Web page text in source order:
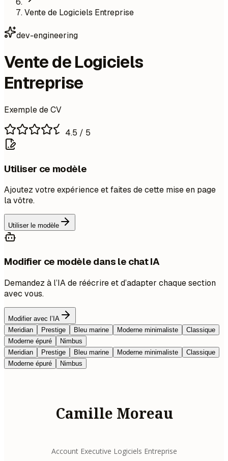
Vente de Logiciels Entreprise
dev-engineering
Vente de Logiciels
Entreprise
Exemple de CV
4.5 / 5
Utiliser ce modèle
Ajoutez votre expérience et faites de cette mise en page
la vôtre.
Utiliser le modèle
Modifier ce modèle dans le chat IA
Demandez à l’IA de réécrire et d’adapter chaque section
avec vous.
Modifier avec l’IA
Meridian
Prestige Bleu marine Moderne minimaliste
Classique
Moderne épuré
Nimbus
Meridian
Prestige Bleu marine Moderne minimaliste
Classique
Moderne épuré
Nimbus
Camille Moreau
Account Executive Logiciels Entreprise